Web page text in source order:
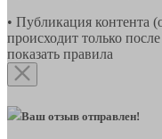
• Публикация контента
происходит только
показать правила
Ваш отзыв отправлен!